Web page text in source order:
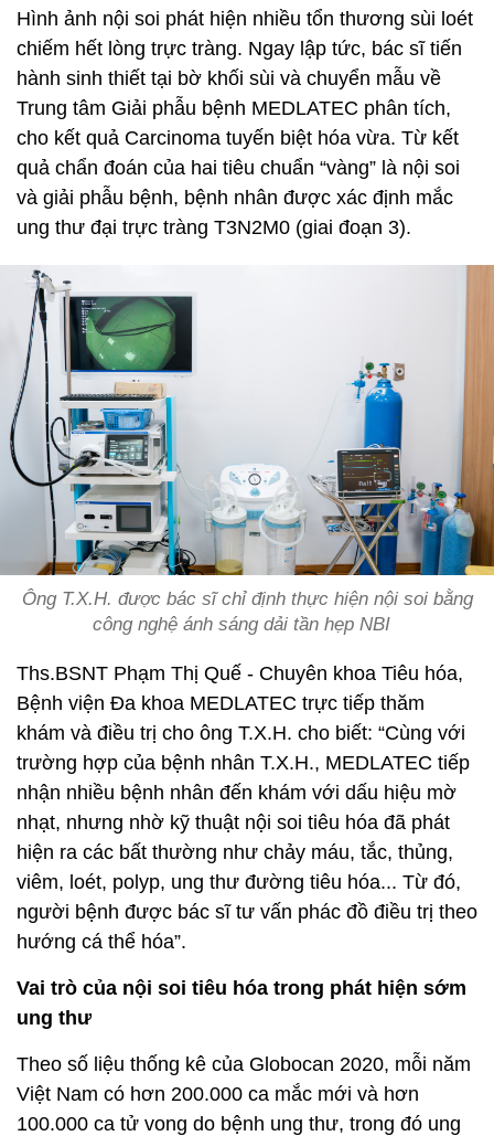
Hình ảnh nội soi phát hiện nhiều tổn thương sùi loét
chiếm hết lòng trực tràng. Ngay lập tức, bác sĩ tiến
hành sinh thiết tại bờ khối sùi và chuyển mẫu về
Trung tâm Giải phẫu bệnh MEDLATEC phân tích,
cho kết quả Carcinoma tuyến biệt hóa vừa. Từ kết
quả chẩn đoán của hai tiêu chuẩn “vàng” là nội soi
và giải phẫu bệnh, bệnh nhân được xác định mắc
ung thư đại trực tràng T3N2M0 (giai đoạn 3).
Ông T.X.H. được bác sĩ chỉ định thực hiện nội soi bằng
công nghệ ánh sáng dải tần hẹp NBI
Ths.BSNT Phạm Thị Quế - Chuyên khoa Tiêu hóa,
Bệnh viện Đa khoa MEDLATEC trực tiếp thăm
khám và điều trị cho ông T.X.H. cho biết: “Cùng với
trường hợp của bệnh nhân T.X.H., MEDLATEC tiếp
nhận nhiều bệnh nhân đến khám với dấu hiệu mờ
nhạt, nhưng nhờ kỹ thuật nội soi tiêu hóa đã phát
hiện ra các bất thường như chảy máu, tắc, thủng,
viêm, loét, polyp, ung thư đường tiêu hóa... Từ đó,
người bệnh được bác sĩ tư vấn phác đồ điều trị theo
hướng cá thể hóa”.
Vai trò của nội soi tiêu hóa trong phát hiện sớm
ung thư
Theo số liệu thống kê của Globocan 2020, mỗi năm
Việt Nam có hơn 200.000 ca mắc mới và hơn
100.000 ca tử vong do bệnh ung thư, trong đó ung